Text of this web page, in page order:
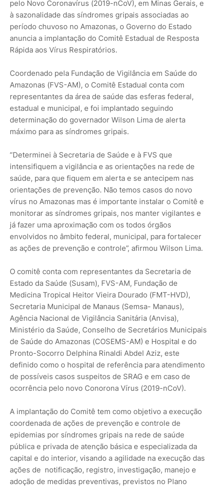
pelo Novo Coronavírus (2019-nCoV), em Minas Gerais, e
à sazonalidade das síndromes gripais associadas ao
período chuvoso no Amazonas, o Governo do Estado
anuncia a implantação do Comitê Estadual de Resposta
Rápida aos Vírus Respiratórios.
Coordenado pela Fundação de Vigilância em Saúde do
Amazonas (FVS-AM), o Comitê Estadual conta com
representantes da área de saúde das esferas federal,
estadual e municipal, e foi implantado seguindo
determinação do governador Wilson Lima de alerta
máximo para as síndromes gripais.
“Determinei à Secretaria de Saúde e à FVS que
intensifiquem a vigilância e as orientações na rede de
saúde, para que fiquem em alerta e se antecipem nas
orientações de prevenção. Não temos casos do novo
vírus no Amazonas mas é importante instalar o Comitê e
monitorar as síndromes gripais, nos manter vigilantes e
já fazer uma aproximação com os todos órgãos
envolvidos no âmbito federal, municipal, para fortalecer
as ações de prevenção e controle”, afirmou Wilson Lima.
O comitê conta com representantes da Secretaria de
Estado da Saúde (Susam), FVS-AM, Fundação de
Medicina Tropical Heitor Vieira Dourado (FMT-HVD),
Secretaria Municipal de Manaus (Semsa- Manaus),
Agência Nacional de Vigilância Sanitária (Anvisa),
Ministério da Saúde, Conselho de Secretários Municipais
de Saúde do Amazonas (COSEMS-AM) e Hospital e do
Pronto-Socorro Delphina Rinaldi Abdel Aziz, este
definido como o hospital de referência para atendimento
de possíveis casos suspeitos de SRAG e em caso de
ocorrência pelo novo Conorona Vírus (2019-nCoV).
A implantação do Comitê tem como objetivo a execução
coordenada de ações de prevenção e controle de
epidemias por síndromes gripais na rede de saúde
pública e privada de atenção básica e especializada da
capital e do interior, visando a agilidade na execução das
ações de notificação, registro, investigação, manejo e
adoção de medidas preventivas, previstos no Plano